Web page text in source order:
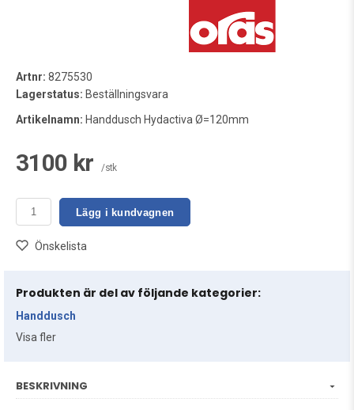
Artnr: 8275530
Lagerstatus: Beställningsvara
Artikelnamn: Handdusch Hydactiva Ø=120mm
3100 kr /stk
Lägg i kundvagnen
Önskelista
Produkten är del av följande kategorier:
Handdusch
Visa fler
BESKRIVNING